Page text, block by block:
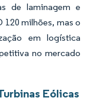
de laminagem e
120 milhões, mas o
em logística
no mercado
Eólicas